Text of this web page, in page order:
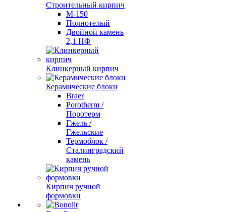
Строительный кирпич
М-150
Полнотелый
Двойной камень
2,1 НФ
Клинкерный кирпич
Керамические блоки
Braer
Porotherm /
Поротерм
Гжель /
Гжельские
Термоблок /
Сталинградский
камень
Кирпич ручной
формовки